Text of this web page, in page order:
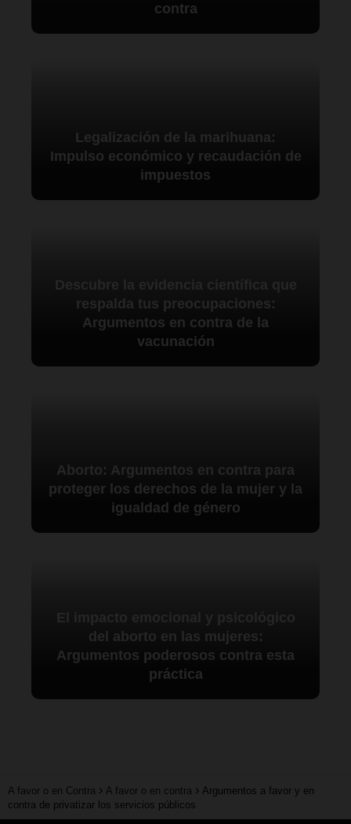
contra
Legalización de la marihuana:
Impulso económico y recaudación de
impuestos
respalda tus preocupaciones:
Argumentos en contra de la
vacunación
Aborto: Argumentos en contra para
proteger los derechos de la mujer y la
igualdad de género
del aborto en las mujeres:
Argumentos poderosos contra esta
práctica
A favor o en Contra A favor o en contra
Argumentos a favor y en
contra de privatizar los servicios públicos